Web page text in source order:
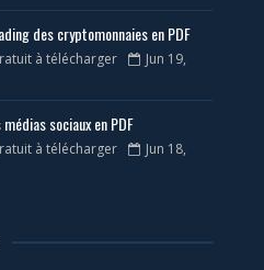
des cryptomonnaies en PDF
à télécharger
Jun 19,
sociaux en PDF
à télécharger
Jun 18,